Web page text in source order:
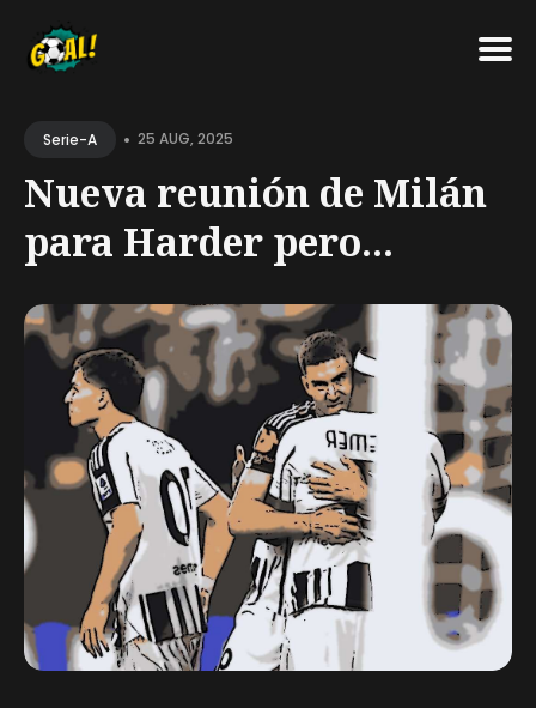
forSerie-A • 25 AUG, 2025
Nueva reunión de Milán
para Harder pero...